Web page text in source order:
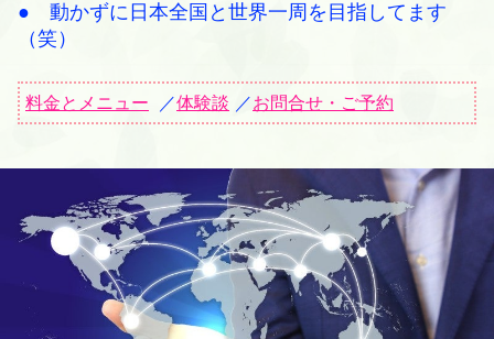
● 動かずに日本全国と世界一周を目指してます
（笑）
料金とメニュー ／体験談 ／お問合せ・ご予約